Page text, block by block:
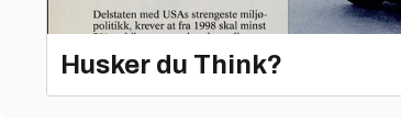
Husker du Think?